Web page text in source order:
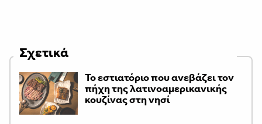
Σχετικά
Το εστιατόριο που ανεβάζει τον
πήχη της λατινοαμερικανικής
κουζίνας στη νησί